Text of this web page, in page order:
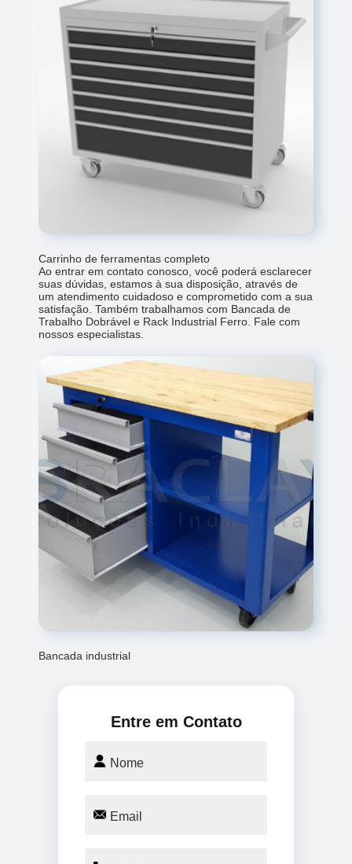
Carrinho de ferramentas completo
Ao entrar em contato conosco, você poderá esclarecer
suas dúvidas, estamos à sua disposição, através de
um atendimento cuidadoso e comprometido com a sua
satisfação. Também trabalhamos com Bancada de
Trabalho Dobrável e Rack Industrial Ferro. Fale com
nossos especialistas.
Bancada industrial
Entre em Contato